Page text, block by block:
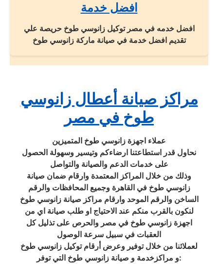
افضل خدمة
افضل خدمه في مصر توكيل زانوسي طوخ حريصة علي
تقديم افضل خدمة في صيانة ماركة زانوسي طوخ
مراكز صيانة أعطال زانوسي
طوخ في مصر
عملاء اجهزة زانوسي طوخ المتميزين
نحاول قدر استطاعتنا ارضاءكم وتيسير وسهولة الحصول
على خدمات الدعم والصيانة والتواصل
وذلك من خلال المراكز المعتمدة وارقام ضمان صيانة
زانوسي طوخ في القاهرة وجميع المحافظات والرقم
الساخن والرقم الموحد وارقام مراكز صيانة زانوسي طوخ
لنكون بالقرب منكم عند الاحتياج او طلب صيانة اي من
اجهزة زانوسي طوخ في مصر والحرص على تذليل كل
العقبات في سبيل سرعة الوصول
لعملائنا من خلال توفير وعرض أرقام توكيل زانوسي طوخ
و مراكزخدمة و صيانة زانوسي طوخ التي توفر: